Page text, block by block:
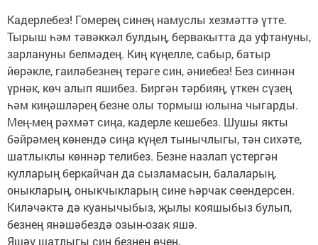
Кадерлебез! Гомерең синең намуслы хезмәттә үтте.
Тырыш һәм тәвәккәл булдың, бервакытта да уфтануны,
зарлануны белмәдең. Киң күңелле, сабыр, батыр
йөрәкле, гаиләбезнең терәге син, әниебез! Без синнән
үрнәк, көч алып яшибез. Биргән тәрбияң, үткен сүзең
һәм киңәшләрең безне олы тормыш юлына чыгарды.
Мең-мең рәхмәт сиңа, кадерле кешебез. Шушы якты
бәйрәмең көнендә сиңа күңел тынычлыгы, тән сихәте,
шатлыклы көннәр телибез. Безне назлап үстергән
кулларың беркайчан да сызламасын, балаларың,
оныкларың, оныкчыкларың сине һәрчак сөендерсен.
Киләчәктә дә куанычыбыз, җылы кояшыбыз булып,
безнең янәшәбездә озын-озак яшә.
Яшәү шатлыгы син безнең өчен,